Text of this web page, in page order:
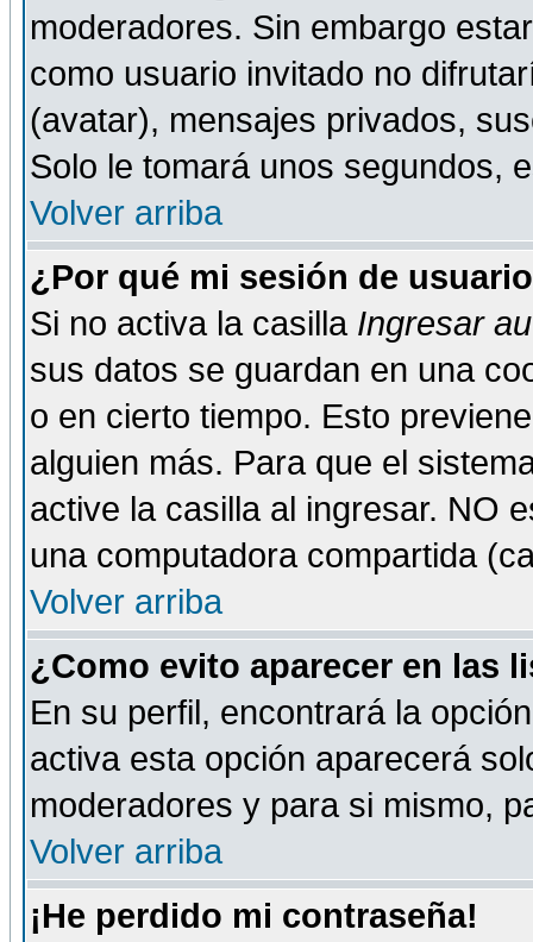
moderadores. Sin embargo
como usuario invitado no
(avatar), mensajes privados,
Solo le tomará unos segundos,
Volver arriba
¿Por qué mi sesión de
Si no activa la casilla Ingresar
sus datos se guardan en una
o en cierto tiempo. Esto
alguien más. Para que el
active la casilla al ingresar. NO
una computadora compartida
Volver arriba
¿Como evito aparecer en las
En su perfil, encontrará la
activa esta opción aparecerá
moderadores y para si mismo,
Volver arriba
¡He perdido mi contraseña!